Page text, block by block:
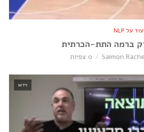
עוד על NLP
ברמה התת-הכרתית
Saimon 0 צפיות
וידאו